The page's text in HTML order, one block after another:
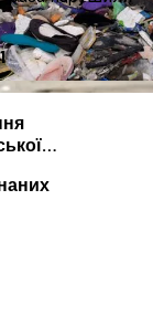
На Тарифы
Гаити:
В Виде